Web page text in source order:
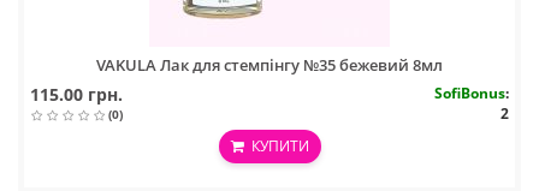
VAKULA Лак для стемпінгу №35 бежевий 8мл
115.00 грн.
(0)
SofiBonus:
2
КУПИТИ